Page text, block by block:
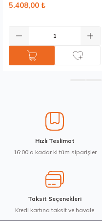
5.408,00 ₺
Hızlı Teslimat
16:00’a kadar ki tüm siparişler
Taksit Seçenekleri
Kredi kartına taksit ve havale